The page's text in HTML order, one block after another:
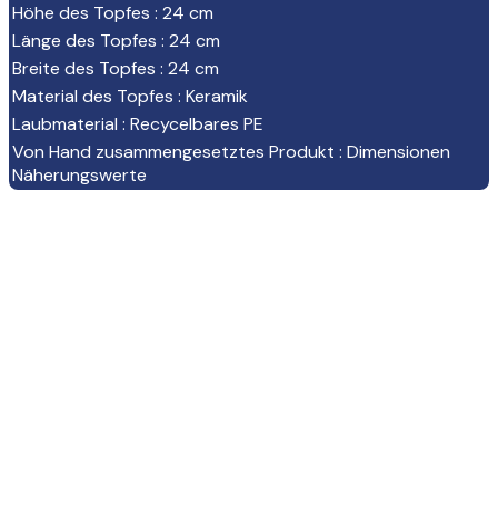
Höhe des Topfes : 24 cm
Länge des Topfes : 24 cm
Breite des Topfes : 24 cm
Material des Topfes : Keramik
Laubmaterial : Recycelbares PE
Von Hand zusammengesetztes Produkt : Dimensionen
Näherungswerte